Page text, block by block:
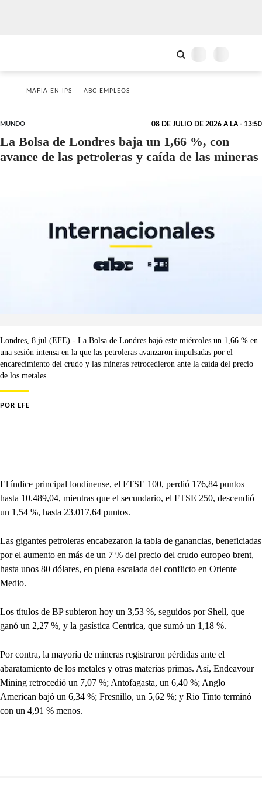
MAFIA EN IPS ABC EMPLEOS
MUNDO 08 DE JULIO DE 2026 A LA - 13:50
La Bolsa de Londres baja un 1,66 %, con
avance de las petroleras y caída de las mineras
Londres, 8 jul (EFE).- La Bolsa de Londres bajó este miércoles un 1,66 % en
una sesión intensa en la que las petroleras avanzaron impulsadas por el
encarecimiento del crudo y las mineras retrocedieron ante la caída del precio
de los metales.
POR EFE
El índice principal londinense, el FTSE 100, perdió 176,84 puntos
hasta 10.489,04, mientras que el secundario, el FTSE 250, descendió
un 1,54 %, hasta 23.017,64 puntos.
Las gigantes petroleras encabezaron la tabla de ganancias, beneficiadas
por el aumento en más de un 7 % del precio del crudo europeo brent,
hasta unos 80 dólares, en plena escalada del conflicto en Oriente
Medio.
Los títulos de BP subieron hoy un 3,53 %, seguidos por Shell, que
ganó un 2,27 %, y la gasística Centrica, que sumó un 1,18 %.
Por contra, la mayoría de mineras registraron pérdidas ante el
abaratamiento de los metales y otras materias primas. Así, Endeavour
Mining retrocedió un 7,07 %; Antofagasta, un 6,40 %; Anglo
American bajó un 6,34 %; Fresnillo, un 5,62 %; y Rio Tinto terminó
con un 4,91 % menos.